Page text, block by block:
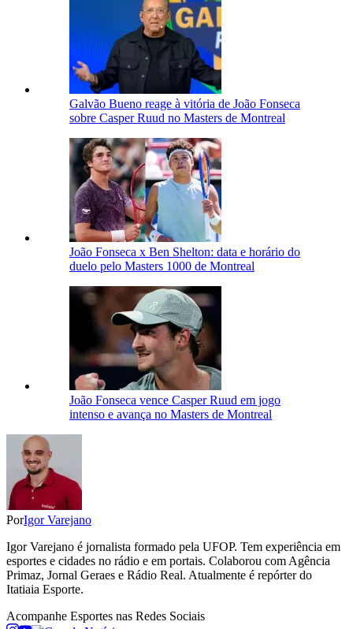
Galvão Bueno reage à vitória de João Fonseca
sobre Casper Ruud no Masters de Montreal
João Fonseca x Ben Shelton: data e horário do
duelo pelo Masters 1000 de Montreal
João Fonseca vence Casper Ruud em jogo
intenso e avança no Masters de Montreal
PorIgor Varejano
Igor Varejano é jornalista formado pela UFOP. Tem experiência em
esportes e cidades no rádio e em portais. Colaborou com Agência
Primaz, Jornal Geraes e Rádio Real. Atualmente é repórter do
Itatiaia Esporte.
Acompanhe Esportes nas Redes Sociais